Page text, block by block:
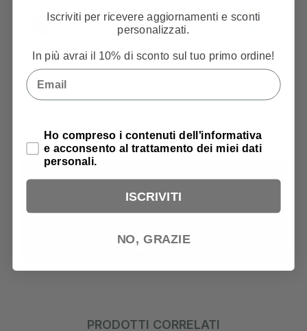
INFORMAZIONI AGGIUNTIVE
PRODOTTI CORRELATI
Iscriviti per ricevere aggiornamenti e sconti
personalizzati.
In più avrai il 10% di sconto sul tuo primo ordine!
Email
Privacy Policy
Ho compreso i contenuti dell'informativa
e acconsento al trattamento dei miei dati
personali.
ISCRIVITI
NO, GRAZIE